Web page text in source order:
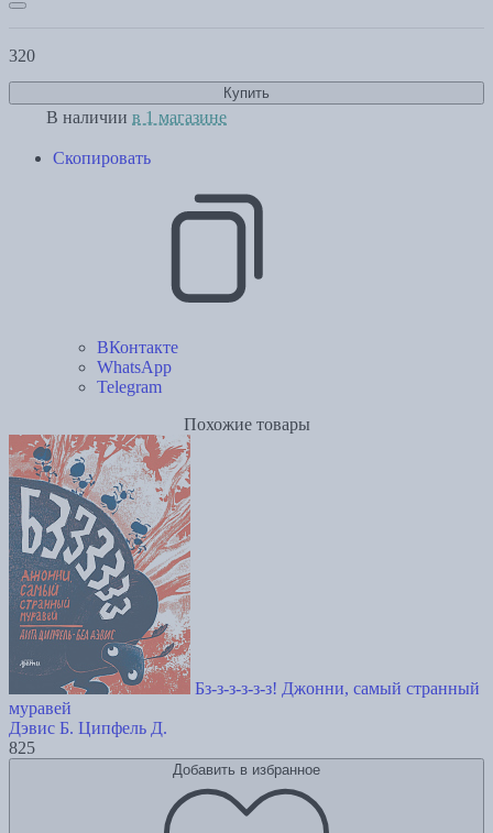
320
Купить
В наличии в 1 магазине
Скопировать
ВКонтакте
WhatsApp
Telegram
Похожие товары
Бз-з-з-з-з-з! Джонни, самый странный
муравей
Дэвис Б. Ципфель Д.
825
Добавить в избранное